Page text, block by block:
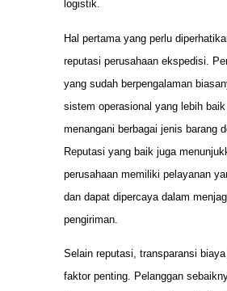
logistik.
Hal pertama yang perlu
reputasi perusahaan ekspedisi.
yang sudah berpengalaman
sistem operasional yang lebih
menangani berbagai jenis barang
Reputasi yang baik juga
perusahaan memiliki pelayanan
dan dapat dipercaya dalam
pengiriman.
Selain reputasi, transparansi
faktor penting. Pelanggan